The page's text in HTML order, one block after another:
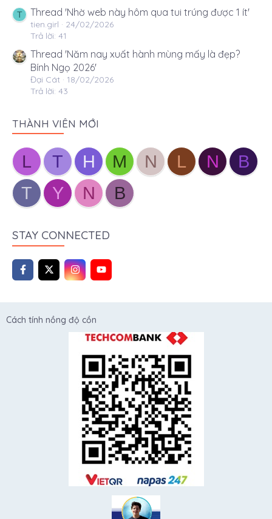
T Thread 'Nhờ web này hôm qua tui trúng được 1 ít'
tien.girl
24/02/2026
Trả lời: 41
Thread 'Năm nay xuất hành mùng mấy là đẹp?
Bính Ngọ 2026'
Đại Cát
18/02/2026
Trả lời: 43
THÀNH VIÊN MỚI
L T H M N L N
B
T
Y N B
STAY CONNECTED
Cách tính nồng độ cồn